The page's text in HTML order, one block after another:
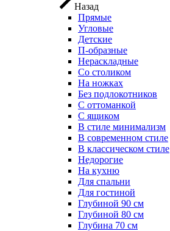
Назад
Прямые
Угловые
Детские
П-образные
Нераскладные
Со столиком
На ножках
Без подлокотников
С оттоманкой
С ящиком
В стиле минимализм
В современном стиле
В классическом стиле
Недорогие
На кухню
Для спальни
Для гостиной
Глубиной 90 см
Глубиной 80 см
Глубина 70 см